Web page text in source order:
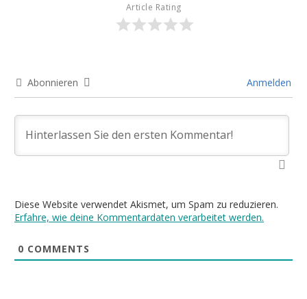
Article Rating
Abonnieren Anmelden
Diese Website verwendet Akismet, um Spam zu reduzieren.
Erfahre, wie deine Kommentardaten verarbeitet werden.
0 COMMENTS